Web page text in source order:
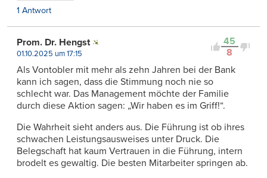
1 Antwort
45
8
Prom. Dr. Hengst
01.10.2025 um 17:15
Als Vontobler mit mehr als zehn Jahren bei der Bank
kann ich sagen, dass die Stimmung noch nie so
schlecht war. Das Management möchte der Familie
durch diese Aktion sagen: „Wir haben es im Griff!“.
Die Wahrheit sieht anders aus. Die Führung ist ob ihres
schwachen Leistungsausweises unter Druck. Die
Belegschaft hat kaum Vertrauen in die Führung, intern
brodelt es gewaltig. Die besten Mitarbeiter springen ab.